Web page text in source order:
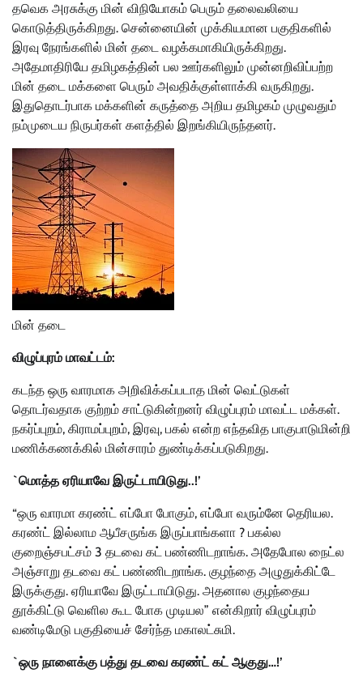
தவெக அரசுக்கு மின் விநியோகம் பெரும் தலைவலியை
கொடுத்திருக்கிறது. சென்னையின் முக்கியமான பகுதிகளில்
இரவு நேரங்களில் மின் தடை வழக்கமாகியிருக்கிறது.
அதேமாதிரியே தமிழகத்தின் பல ஊர்களிலும் முன்னறிவிப்பற்ற
மின் தடை மக்களை பெரும் அவதிக்குள்ளாக்கி வருகிறது.
இதுதொடர்பாக மக்களின் கருத்தை அறிய தமிழகம் முழுவதும்
நம்முடைய நிருபர்கள் களத்தில் இறங்கியிருந்தனர்.
மின் தடை
விழுப்புரம் மாவட்டம்:
கடந்த ஒரு வாரமாக அறிவிக்கப்படாத மின் வெட்டுகள்
தொடர்வதாக குற்றம் சாட்டுகின்றனர் விழுப்புரம் மாவட்ட மக்கள்.
நகர்ப்புறம், கிராமப்புறம், இரவு, பகல் என்ற எந்தவித பாகுபாடுமின்றி
மணிக்கணக்கில் மின்சாரம் துண்டிக்கப்படுகிறது.
`மொத்த ஏரியாவே இருட்டாயிடுது..!’
“ஒரு வாரமா கரண்ட் எப்போ போகும், எப்போ வரும்னே தெரியல.
கரண்ட் இல்லாம ஆபீசருங்க இருப்பாங்களா ? பகல்ல
குறைஞ்சபட்சம் 3 தடவை கட் பண்ணிடறாங்க. அதேபோல நைட்ல
அஞ்சாறு தடவை கட் பண்ணிடறாங்க. குழந்தை அழுதுக்கிட்டே
இருக்குது. ஏரியாவே இருட்டாயிடுது. அதனால குழந்தைய
தூக்கிட்டு வெளில கூட போக முடியல” என்கிறார் விழுப்புரம்
வண்டிமேடு பகுதியைச் சேர்ந்த மகாலட்சுமி.
`ஒரு நாளைக்கு பத்து தடவை கரண்ட் கட் ஆகுது…!’